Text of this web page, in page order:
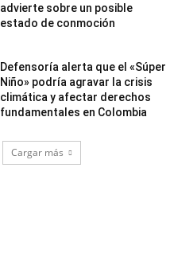
advierte sobre un posible
estado de conmoción
Defensoría alerta que el «Súper
Niño» podría agravar la crisis
climática y afectar derechos
fundamentales en Colombia
Cargar más